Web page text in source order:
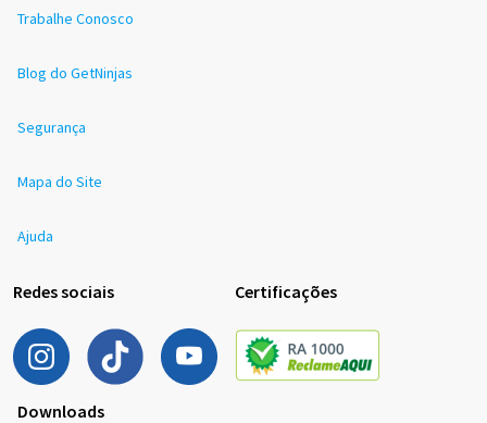
Trabalhe Conosco
Blog do GetNinjas
Segurança
Mapa do Site
Ajuda
Redes sociais Certificações
Downloads